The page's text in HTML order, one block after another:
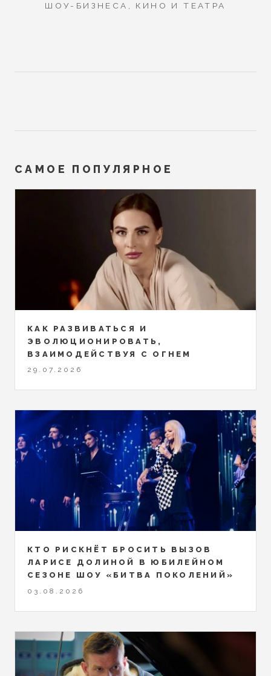
ШОУ-БИЗНЕСА, КИНО И ТЕАТРА
САМОЕ ПОПУЛЯРНОЕ
КАК РАЗВИВАТЬСЯ И
ЭВОЛЮЦИОНИРОВАТЬ,
ВЗАИМОДЕЙСТВУЯ С ОГНЕМ
29.07.2026
КТО РИСКНЁТ БРОСИТЬ ВЫЗОВ
ЛАРИСЕ ДОЛИНОЙ В ЮБИЛЕЙНОМ
СЕЗОНЕ ШОУ «БИТВА ПОКОЛЕНИЙ»
03.08.2026